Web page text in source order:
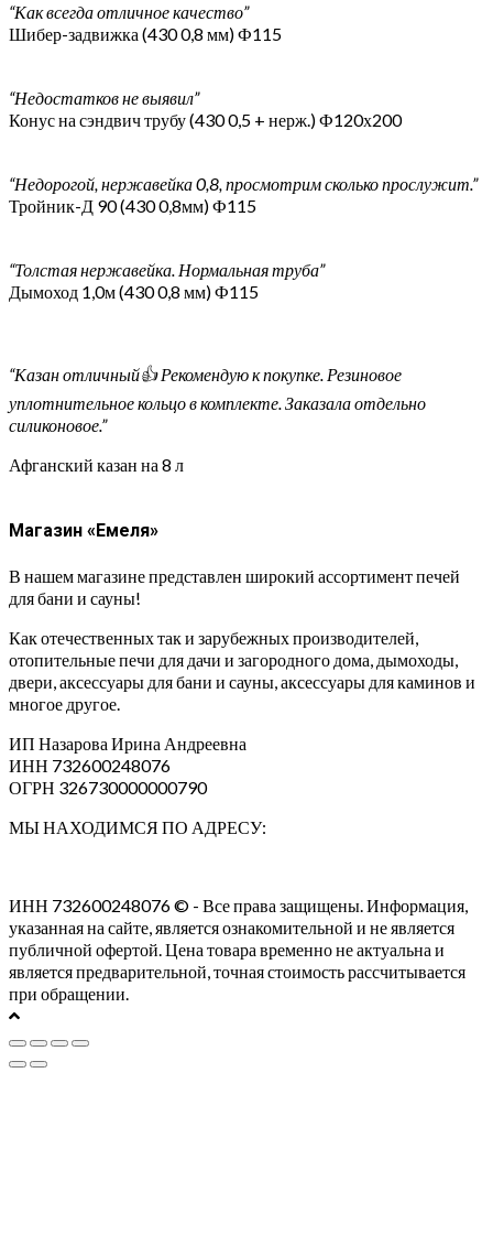
“Как всегда отличное качество”
Шибер-задвижка (430 0,8 мм) Ф115
“Недостатков не выявил”
Конус на сэндвич трубу (430 0,5 + нерж.) Ф120х200
“Недорогой, нержавейка 0,8, просмотрим сколько прослужит.”
Тройник-Д 90 (430 0,8мм) Ф115
“Толстая нержавейка. Нормальная труба”
Дымоход 1,0м (430 0,8 мм) Ф115
“Казан отличный👍 Рекомендую к покупке. Резиновое
уплотнительное кольцо в комплекте. Заказала отдельно
силиконовое.”
Афганский казан на 8 л
Магазин «Емеля»
В нашем магазине представлен широкий ассортимент печей
для бани и сауны!
Как отечественных так и зарубежных производителей,
отопительные печи для дачи и загородного дома, дымоходы,
двери, аксессуары для бани и сауны, аксессуары для каминов и
многое другое.
ИП Назарова Ирина Андреевна⁠
ИНН 732600248076
ОГРН 326730000000790
МЫ НАХОДИМСЯ ПО АДРЕСУ:
ИНН 732600248076 © - Все права защищены. Информация,
указанная на сайте, является ознакомительной и не является
публичной офертой. Цена товара временно не актуальна и
является предварительной, точная стоимость рассчитывается
при обращении.